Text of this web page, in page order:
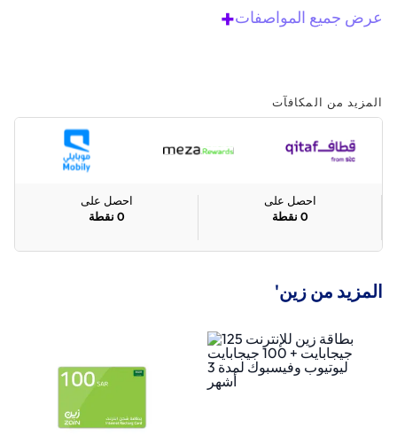
عرض جميع المواصفات+
المزيد من المكافآت
احصل على
0 نقطة
احصل على
0 نقطة
المزيد من زين'